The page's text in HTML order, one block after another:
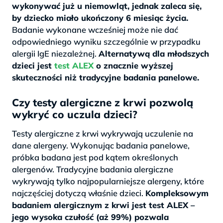
wykonywać już u niemowląt, jednak zaleca się,
by dziecko miało ukończony 6 miesiąc życia.
Badanie wykonane wcześniej może nie dać
odpowiedniego wyniku szczególnie w przypadku
alergii IgE niezależnej. Alternatywą dla młodszych
dzieci jest test ALEXo znacznie wyższej
skuteczności niż tradycyjne badania panelowe.
Czy testy alergiczne z krwi pozwolą
wykryć co uczula dzieci?
Testy alergiczne z krwi wykrywają uczulenie na
dane alergeny. Wykonując badania panelowe,
próbka badana jest pod kątem określonych
alergenów. Tradycyjne badania alergiczne
wykrywają tylko najpopularniejsze alergeny, które
najczęściej dotyczą właśnie dzieci. Kompleksowym
badaniem alergicznym z krwi jest test ALEX –
jego wysoka czułość (aż 99%) pozwala